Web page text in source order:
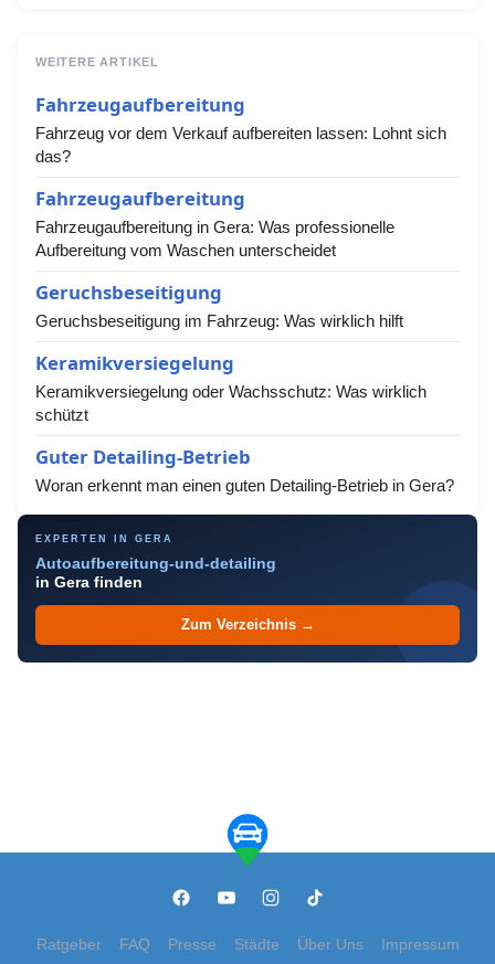
WEITERE ARTIKEL
Fahrzeugaufbereitung
Fahrzeug vor dem Verkauf aufbereiten lassen: Lohnt sich
das?
Fahrzeugaufbereitung
Fahrzeugaufbereitung in Gera: Was professionelle
Aufbereitung vom Waschen unterscheidet
Geruchsbeseitigung
Geruchsbeseitigung im Fahrzeug: Was wirklich hilft
Keramikversiegelung
Keramikversiegelung oder Wachsschutz: Was wirklich
schützt
Guter Detailing-Betrieb
Woran erkennt man einen guten Detailing-Betrieb in Gera?
EXPERTEN IN GERA
Autoaufbereitung-und-detailing
in Gera finden
Zum Verzeichnis →
Ratgeber FAQ Presse Städte Über Uns Impressum